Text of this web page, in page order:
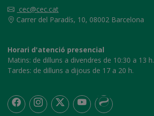
cec@cec.cat
Carrer del Paradís, 10, 08002 Barcelona
Horari d'atenció presencial
Matins: de dilluns a divendres de 10:30 a 13 h.
Tardes: de dilluns a dijous de 17 a 20 h.